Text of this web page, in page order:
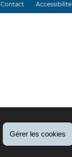
Gérer les cookies
Contact Accessibilité